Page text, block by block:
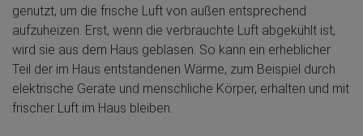
genutzt, um die frische Luft von außen entsprechend
aufzuheizen. Erst, wenn die verbrauchte Luft abgekühlt ist,
wird sie aus dem Haus geblasen. So kann ein erheblicher
Teil der im Haus entstandenen Wärme, zum Beispiel durch
elektrische Geräte und menschliche Körper, erhalten und mit
frischer Luft im Haus bleiben.